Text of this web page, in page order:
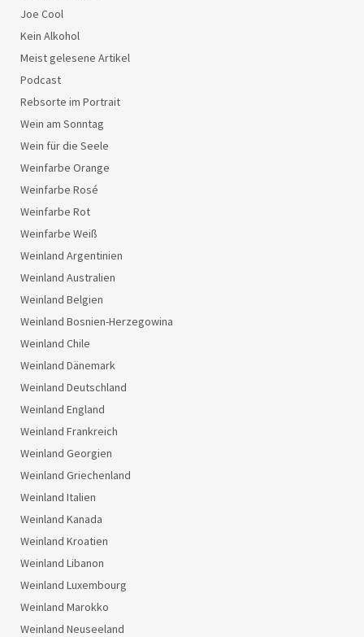
Joe Cool
Kein Alkohol
Meist gelesene Artikel
Podcast
Rebsorte im Portrait
Wein am Sonntag
Wein für die Seele
Weinfarbe Orange
Weinfarbe Rosé
Weinfarbe Rot
Weinfarbe Weiß
Weinland Argentinien
Weinland Australien
Weinland Belgien
Weinland Bosnien-Herzegowina
Weinland Chile
Weinland Dänemark
Weinland Deutschland
Weinland England
Weinland Frankreich
Weinland Georgien
Weinland Griechenland
Weinland Italien
Weinland Kanada
Weinland Kroatien
Weinland Libanon
Weinland Luxembourg
Weinland Marokko
Weinland Neuseeland